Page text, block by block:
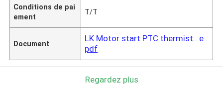
Conditions de pai
ement
T/T
Document
LK Motor start PTC thermist...e .
pdf
Regardez plus